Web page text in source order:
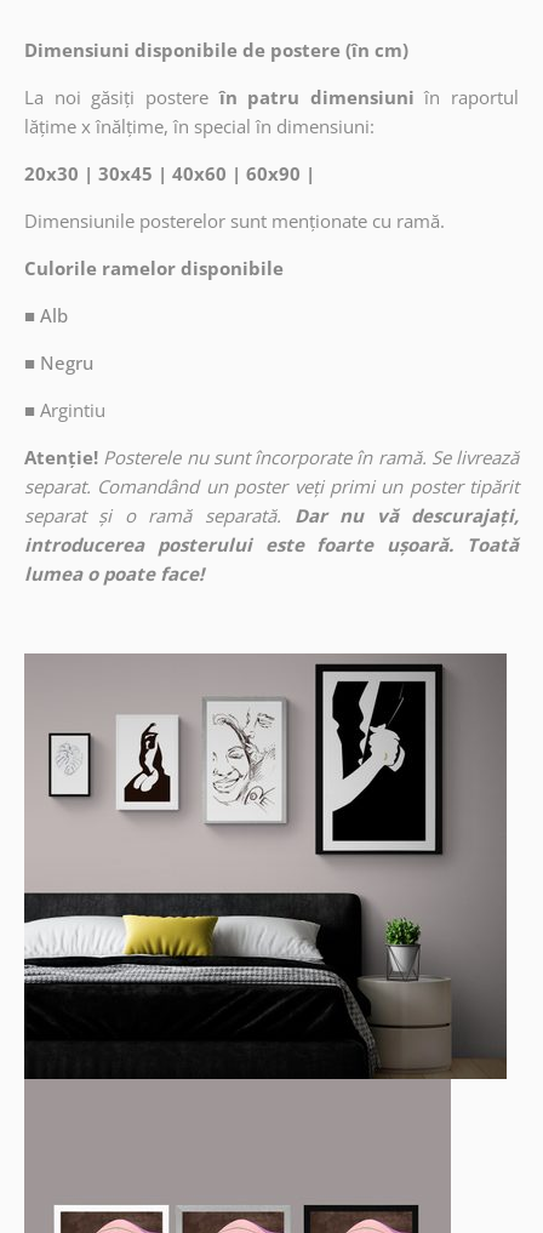
Dimensiuni disponibile de postere (în cm)
La noi găsiți postere în patru dimensiuni în raportul
lățime x înălțime, în special în dimensiuni:
20x30 | 30x45 | 40x60 | 60x90 |
Dimensiunile posterelor sunt menționate cu ramă.
Culorile ramelor disponibile
■ Alb
■ Negru
■ Argintiu
Atenție! Posterele nu sunt încorporate în ramă. Se livrează
separat. Comandând un poster veți primi un poster tipărit
separat și o ramă separată.
Dar nu vă descurajați,
introducerea posterului este foarte ușoară. Toată
lumea o poate face!